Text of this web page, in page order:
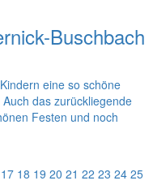
Buschbach
eine so schöne
das zurückliegende
Festen und noch
17 18 19 20 21 22 23 24 25